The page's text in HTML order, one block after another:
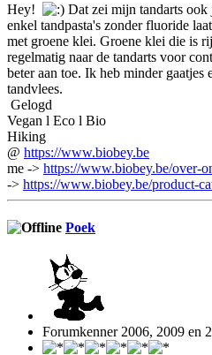
Hey!
Dat zei mijn tandarts
enkel tandpasta's zonder fluoride
met groene klei. Groene klei die is
regelmatig naar de tandarts voor
beter aan toe. Ik heb minder gaatjes
tandvlees.
Gelogd
Vegan l Eco l Bio
Hiking
@ https://www.biobey.be
me -> https://www.biobey.be/over-
-> https://www.biobey.be/product-
Poek
Forumkenner 2006, 2009 en